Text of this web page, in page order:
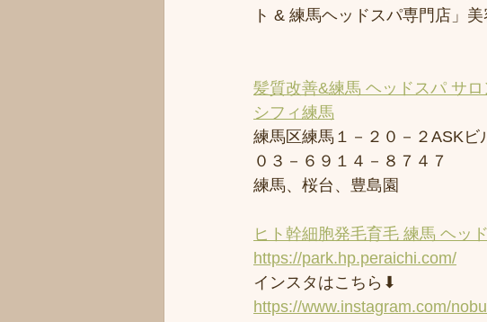
ト & 練馬ヘッドスパ専門店」
髪質改善&練馬 ヘッドスパ サロ
シフィ練馬
練馬区練馬１－２０－２ASKビ
０３－６９１４－８７４７
練馬、桜台、豊島園
ヒト幹細胞発毛育毛 練馬 ヘッ
https://park.hp.peraichi.com/
インスタはこちら⬇︎
https://www.instagram.com/